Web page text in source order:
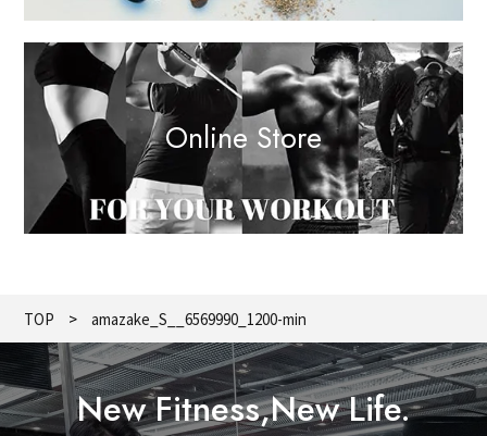
Online Store
TOP amazake_S__6569990_1200-min
New Fitness,New Life.